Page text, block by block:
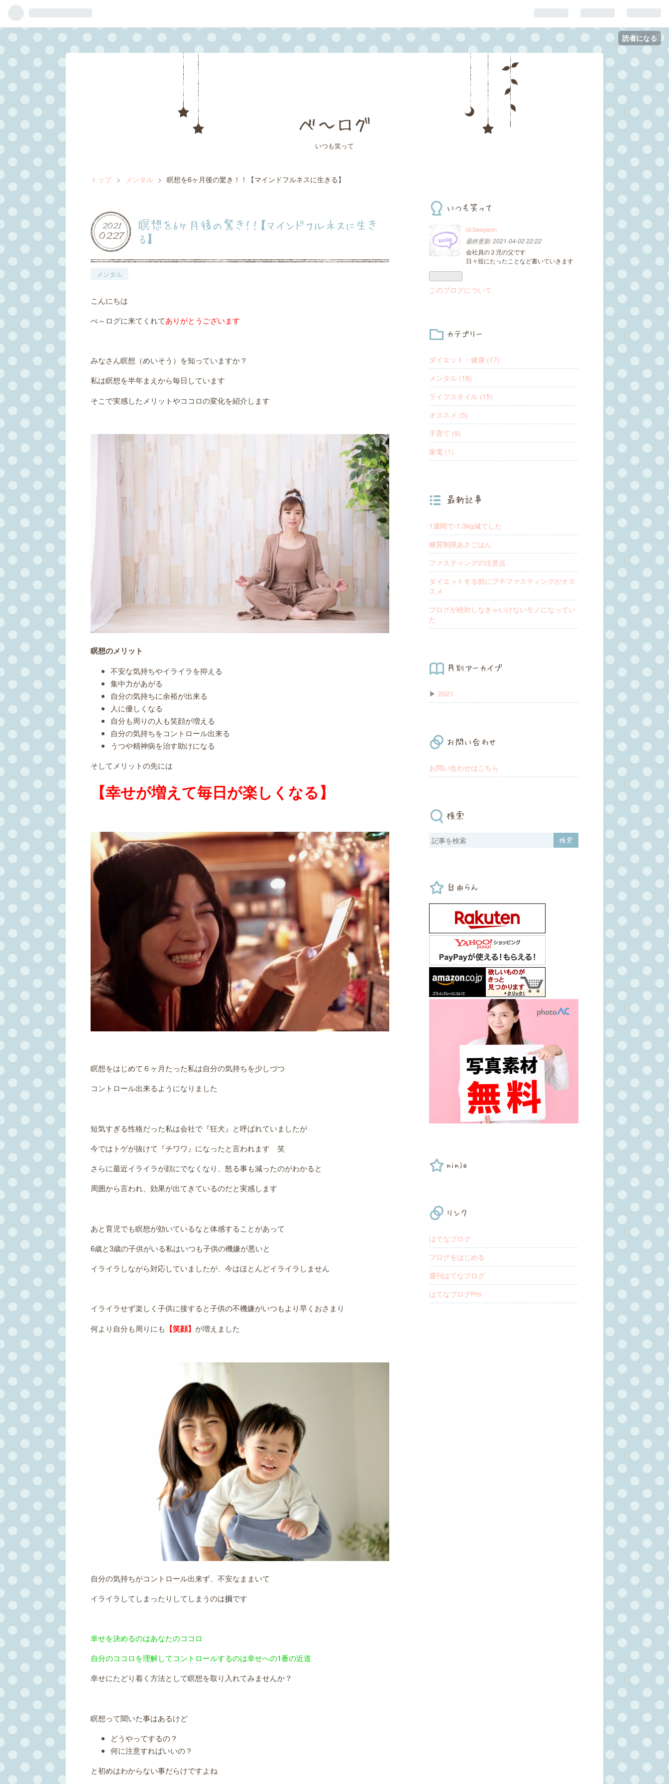
読者になる
べ～ログ
いつも笑って
トップ > メンタル > 瞑想を6ヶ月後の驚き！！【マインドフルネスに生きる】
2021
0227
瞑想を6ヶ月後の驚き！！【マインドフルネスに生き
る】
メンタル
こんにちは
べ～ログに来てくれてありがとうございます
みなさん瞑想（めいそう）を知っていますか？
私は瞑想を半年まえから毎日しています
そこで実感したメリットやココロの変化を紹介します
瞑想のメリット
不安な気持ちやイライラを抑える
集中力があがる
自分の気持ちに余裕が出来る
人に優しくなる
自分も周りの人も笑顔が増える
自分の気持ちをコン トロール出来る
うつや精神病を治す助けになる
そしてメリットの先には
【幸せが増えて毎日が楽しくなる】
瞑想をはじめて６ヶ月たった私は自分の気持ちを少しづつ
コン トロール出来るようになりました
短気すぎる性格だった私は会社で『狂犬』と呼ばれていましたが
今ではトゲが抜けて『チワワ』になったと言われます 笑
さらに最近イライラが顔にでなくなり、怒る事も減ったのがわかると
周囲から言われ、効果が出てきているのだと実感します
あと育児でも瞑想が効いているなと体感することがあって
6歳と3歳の子供がいる私はいつも子供の機嫌が悪いと
イライラしながら対応していましたが、今はほとんどイライラしません
イライラせず楽しく子供に接すると子供の不機嫌がいつもより早くおさまり
何より自分も周りにも 【笑顔】 が増えました
自分の気持ちがコン トロール出来ず、不安なままいて
イライラしてしまったりしてしまうのは損です
幸せを決めるのはあなたのココロ
自分のココロを理解してコン トロールするのは幸せへの1番の近道
幸せにたどり着く方法として瞑想を取り入れてみませんか？
瞑想って聞いた事はあるけど
どうやってするの？
何に注意すればいいの？
と初めはわからない事だらけですよね
いつも笑って
id:beeyann
最終更新:2021-04-02 22:22
会社員の２児の父です
日々役にたったことなど書いていきます
このブログについて
カテゴリー
ダイエット・健康 (17)
メンタル (18)
ライフスタイル (15)
オススメ (5)
子育て (9)
家電 (1)
最新記事
1週間で-1.3kg減でした
糖質制限あさごはん
ファスティングの注意点
ダイエットする前にプチファスティングがオス
スメ
ブログが絶対しなきゃいけないモノになってい
た
月別アーカイブ
▶ 2021
お問い合わせ
お問い合わせはこちら
検索
自由らん
ninja
リンク
はてなブログ
ブログをはじめる
週刊はてなブログ
はてなブログPro